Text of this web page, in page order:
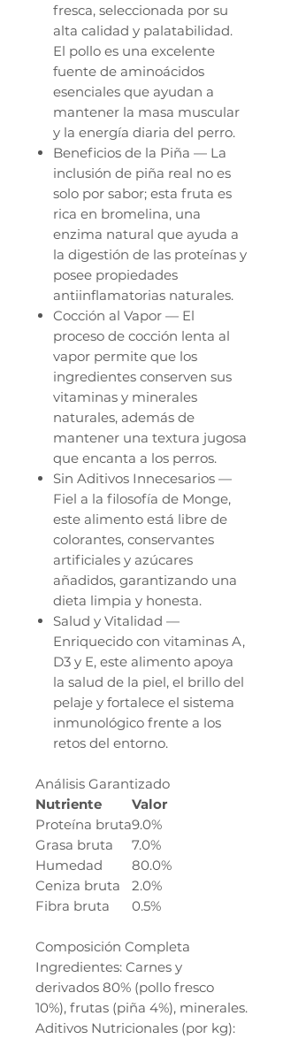
fresca, seleccionada por su
alta calidad y palatabilidad.
El pollo es una excelente
fuente de aminoácidos
esenciales que ayudan a
mantener la masa muscular
y la energía diaria del perro.
Beneficios de la Piña — La
inclusión de piña real no es
solo por sabor; esta fruta es
rica en bromelina, una
enzima natural que ayuda a
la digestión de las proteínas y
posee propiedades
antiinflamatorias naturales.
Cocción al Vapor — El
proceso de cocción lenta al
vapor permite que los
ingredientes conserven sus
vitaminas y minerales
naturales, además de
mantener una textura jugosa
que encanta a los perros.
Sin Aditivos Innecesarios —
Fiel a la filosofía de Monge,
este alimento está libre de
colorantes, conservantes
artificiales y azúcares
añadidos, garantizando una
dieta limpia y honesta.
Salud y Vitalidad —
Enriquecido con vitaminas A,
D3 y E, este alimento apoya
la salud de la piel, el brillo del
pelaje y fortalece el sistema
inmunológico frente a los
retos del entorno.
Análisis Garantizado
Nutriente
Valor
Proteína bruta9.0%
Grasa bruta
7.0%
Humedad
80.0%
Ceniza bruta
2.0%
Fibra bruta
0.5%
Composición Completa
Ingredientes: Carnes y
derivados 80% (pollo fresco
10%), frutas (piña 4%), minerales.
Aditivos Nutricionales (por kg):